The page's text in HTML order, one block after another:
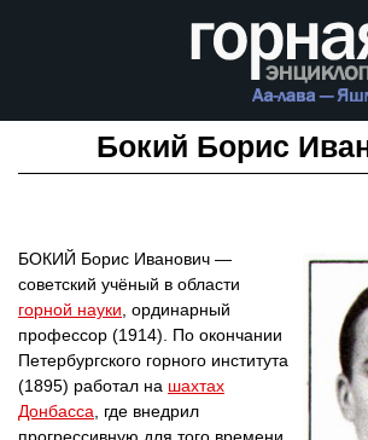
Бокий Борис
БОКИЙ Борис Иванович —
советский учёный в области
горной науки , ординарный
профессор (1914). По окончании
Петербургского горного института
(1895) работал на шахтах
Донбасса , где внедрил